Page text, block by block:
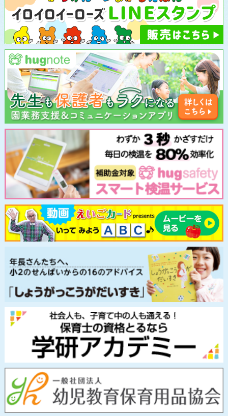
お問い合わせ
学研ホールディングスのホームページ
Gakkenのホームページ
©Gakken